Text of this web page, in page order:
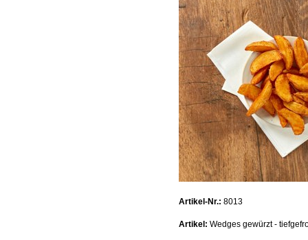
Artikel-Nr.: 8013
Artikel: Wedges gewürzt -